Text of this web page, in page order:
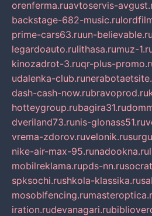
orenferma.ruavtoservis-
backstage-682-music.ru
prime-cars63.ruun-believable.ru
legardoauto.rulithasa.rumuz-
kinozadrot-3.ruqr-plus-
udalenka-club.ru
dash-cash-now.rubravoprod.ru
hotteygroup.rubagira31.ru
dveriland73.runis-glonass51.ru
vrema-zdorov.ruvelonik.ru
nike-air-max-95.runadookna.ru
mobilreklama.rupds-nn.ru
spksochi.rushkola-klassika.ru
mosoblfencing.ru
iration.rudevanagari.ru